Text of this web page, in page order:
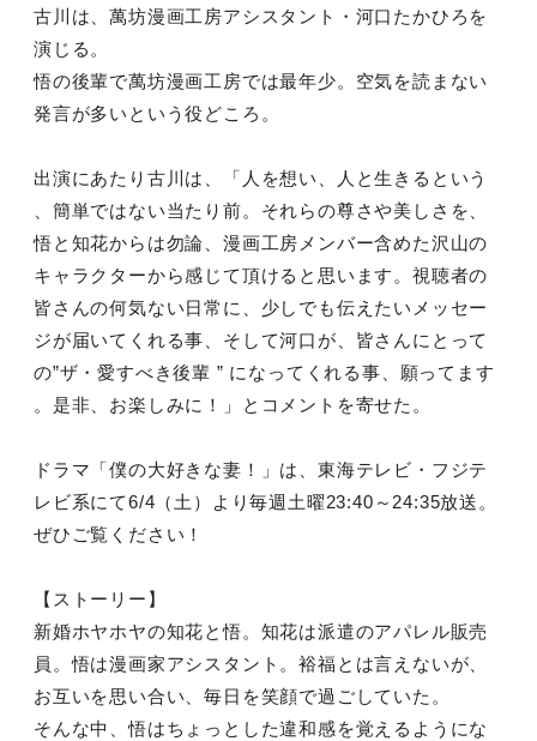
古川は、萬坊漫画工房アシスタント・河口たかひろを
演じる。
悟の後輩で萬坊漫画工房では最年少。空気を読まない
発言が多いという役どころ。
出演にあたり古川は、「人を想い、人と生きるという
、簡単ではない当たり前。それらの尊さや美しさを、
悟と知花からは勿論、漫画工房メンバー含めた沢山の
キャラクターから感じて頂けると思います。視聴者の
皆さんの何気ない日常に、少しでも伝えたいメッセー
ジが届いてくれる事、そして河口が、皆さんにとって
の”ザ・愛すべき後輩 ” になってくれる事、願ってます
。是非、お楽しみに！」とコメントを寄せた。
ドラマ「僕の大好きな妻！」は、東海テレビ・フジテ
レビ系にて6/4（土）より毎週土曜23:40～24:35放送。
ぜひご覧ください！
【ストーリー】
新婚ホヤホヤの知花と悟。知花は派遣のアパレル販売
員。悟は漫画家アシスタント。裕福とは言えないが、
お互いを思い合い、毎日を笑顔で過ごしていた。
そんな中、悟はちょっとした違和感を覚えるようにな